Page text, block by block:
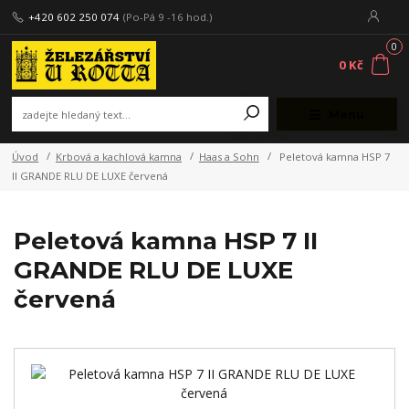
+420 602 250 074 (Po-Pá 9 -16 hod.)
0
0 Kč
Úvod Krbová a kachlová kamna Haas a Sohn
Peletová kamna HSP 7
II GRANDE RLU DE LUXE červená
Peletová kamna HSP 7 II
GRANDE RLU DE LUXE
červená